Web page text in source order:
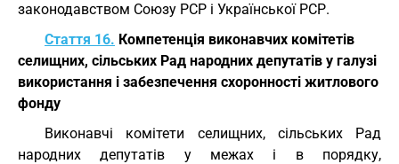
законодавством Союзу РСР і Української РСР.
Стаття 16. Компетенція виконавчих комітетів
селищних, сільських Рад народних депутатів у галузі
використання і забезпечення схоронності житлового
фонду
Виконавчі комітети селищних, сільських Рад
народних депутатів у межах і в порядку,